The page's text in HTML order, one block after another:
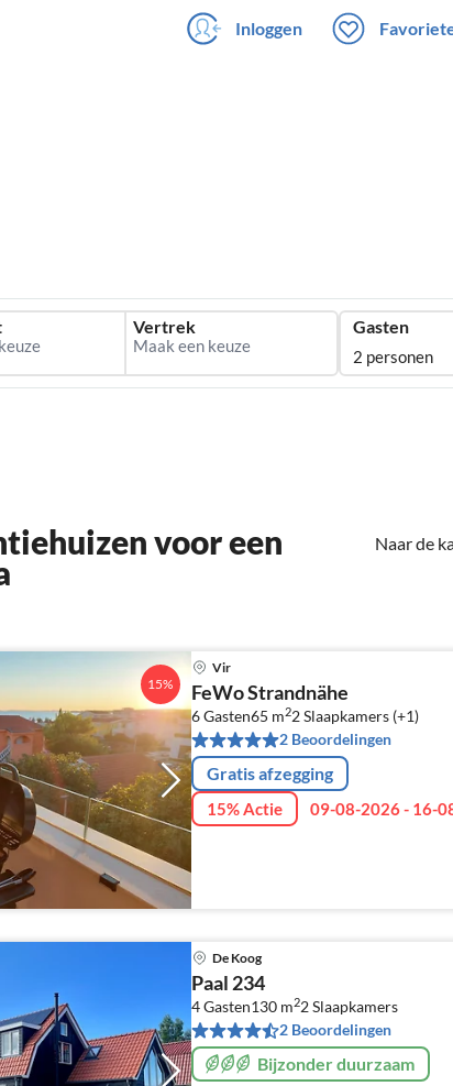
Inloggen
Vertrek Gasten
2 personen
Naar de
voor een
15%
Vir
FeWo Strandnähe
6 Gasten65 m22Slaapkamers (+1)
2 Beoordelingen
Gratis afzegging
15% Actie 09-08-2026 - 16-
De Koog
Paal 234
4 Gasten130 m22Slaapkamers
2 Beoordelingen
Bijzonder duurzaam